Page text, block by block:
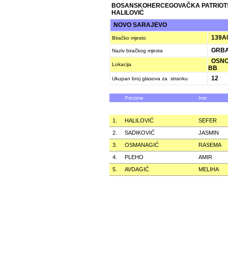
BOSANSKOHERCEGOVAČKA
HALILOVIĆ
NOVO SARAJEVO
Biračko mjesto
Naziv biračkog mjesta
Lokacija
BB
Ukupan broj glasova za stranku 12
Prezime Ime
1. HALILOVIĆ
SEFER
2.
SADIKOVIĆ
JASMIN
3.
OSMANAGIĆ
RASEMA
4.
PLEHO
AMIR
5.
AVDAGIĆ MELIHA